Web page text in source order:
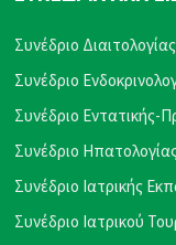
Συνέδριο Διαιτολογίας
Συνέδριο
Συνέδριο Εντατικής-
Συνέδριο Ηπατολογίας
Συνέδριο Ιατρικής
Συνέδριο Ιατρικού